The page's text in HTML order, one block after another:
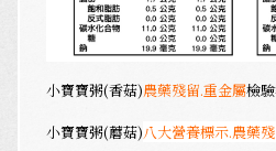
小寶寶粥(香菇)農藥殘留.重金屬檢
小寶寶粥(蘑菇)八大營養標示.農藥